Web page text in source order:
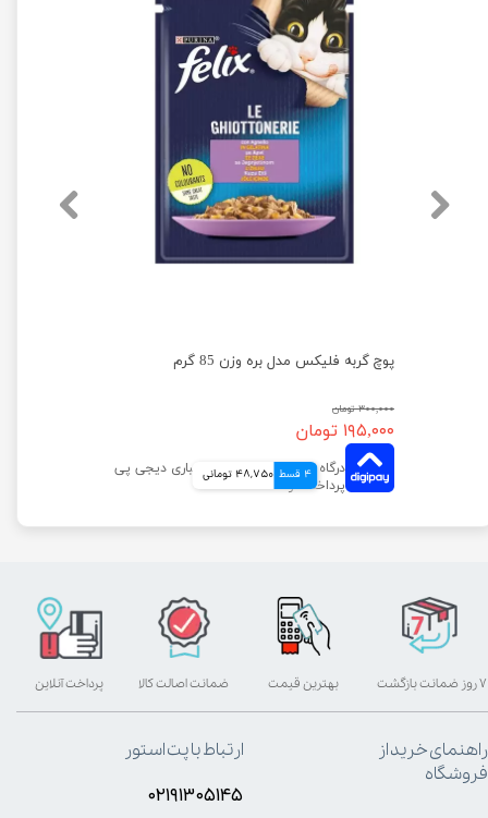
پوچ گربه فلیکس مدل بره وزن 85 گرم
۳۰۰,۰۰۰ تومان
۱۹۵,۰۰۰ تومان
4 قسط 48,750 تومانی
بهترین قیمت پرداخت آنلاین ۷ روز ضمانت بازگشت ضمانت اصالت کالا
راهنمای خرید از
فروشگاه
ارتباط با پت استور
۰۲۱۹۱۳۰۵۱۴۵